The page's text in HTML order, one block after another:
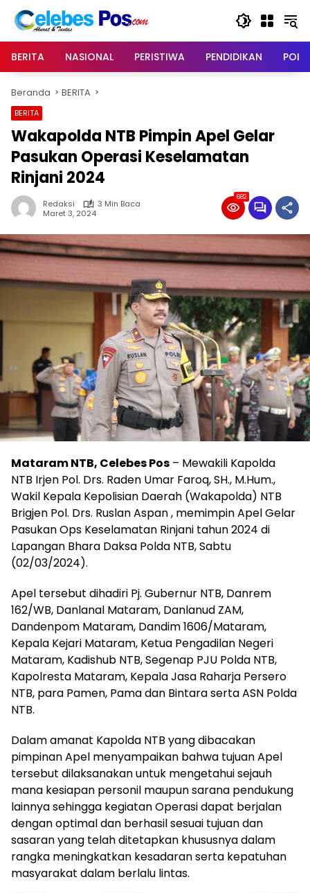
Langsung
konten
BERITA
NASIONAL PERISTIWA PENDIDIKAN
Beranda BERITA
BERITA
Wakapolda NTB Pimpin Apel Gelar
Pasukan Operasi Keselamatan
Rinjani 2024
Redaksi
3 Min Baca
Maret 3, 2024
682
Mataram NTB, Celebes Pos – Mewakili Kapolda
NTB Irjen Pol. Drs. Raden Umar Faroq, SH., M.Hum.,
Wakil Kepala Kepolisian Daerah (Wakapolda) NTB
Brigjen Pol. Drs. Ruslan Aspan , memimpin Apel Gelar
Pasukan Ops Keselamatan Rinjani tahun 2024 di
Lapangan Bhara Daksa Polda NTB, Sabtu
(02/03/2024).
Apel tersebut dihadiri Pj. Gubernur NTB, Danrem
162/WB, Danlanal Mataram, Danlanud ZAM,
Dandenpom Mataram, Dandim 1606/Mataram,
Kepala Kejari Mataram, Ketua Pengadilan Negeri
Mataram, Kadishub NTB, Segenap PJU Polda NTB,
Kapolresta Mataram, Kepala Jasa Raharja Persero
NTB, para Pamen, Pama dan Bintara serta ASN Polda
NTB.
Dalam amanat Kapolda NTB yang dibacakan
pimpinan Apel menyampaikan bahwa tujuan Apel
tersebut dilaksanakan untuk mengetahui sejauh
mana kesiapan personil maupun sarana pendukung
lainnya sehingga kegiatan Operasi dapat berjalan
dengan optimal dan berhasil sesuai tujuan dan
sasaran yang telah ditetapkan khususnya dalam
rangka meningkatkan kesadaran serta kepatuhan
masyarakat dalam berlalu lintas.